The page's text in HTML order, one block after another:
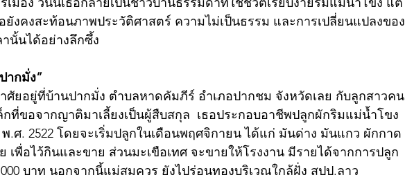
ยังคงสะท้อนภาพประวัติศาสตร์ ความไม่เป็นธรรม และการเปลี่ยนแปลงของ
นั้นได้อย่างลึกซึ้ง
ากมั่ง”
ศัยอยู่ที่บ้านปากมั่ง ตำบลหาดคัมภีร์ อำเภอปากชม จังหวัดเลย กับลูกสาวคน
ที่ขอจากญาติมาเลี้ยงเป็นผู้สืบสกุล  เธอประกอบอาชีพปลูกผักริมแม่น้ำโขง
.ศ. 2522 โดยจะเริ่มปลูกในเดือนพฤศจิกายน ได้แก่ มันด่าง มันแกว ผักกาด
เพื่อไว้กินและขาย ส่วนมะเขือเทศ จะขายให้โรงงาน มีรายได้จากการปลูก
บาท นอกจากนี้แม่สมควร ยังไปร่อนทองบริเวณใกล้ฝั่ง สปป.ลาว